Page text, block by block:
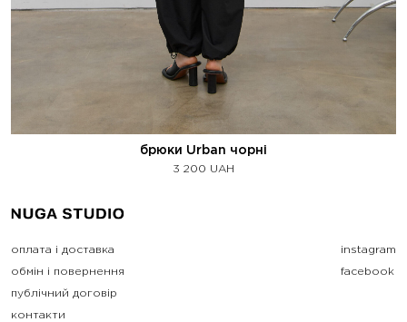
брюки Urban чорні
3 200 UAH
оплата і доставка
обмін і повернення
публічний договір
контакти
instagram
facebook